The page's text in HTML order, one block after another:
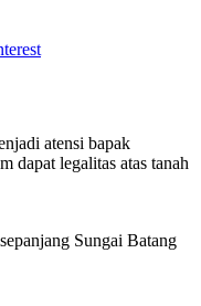
atensi bapak
dapat legalitas atas tanah
Sungai Batang